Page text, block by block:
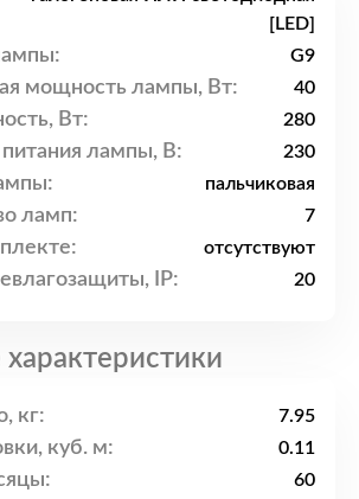
[LED]
G9
мощность лампы, Вт: 40
Вт: 280
лампы, В: 230
пальчиковая
ламп: 7
отсутствуют
IP: 20
кг: 7.95
куб. м: 0.11
60